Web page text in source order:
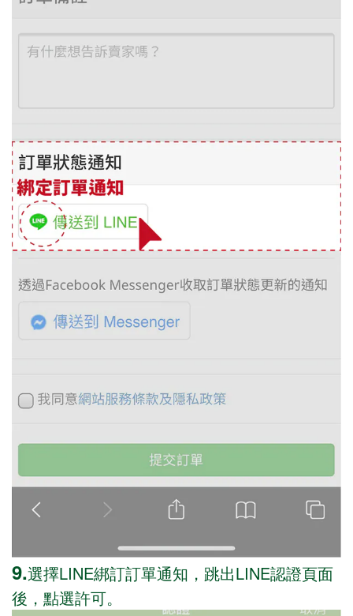
9.選擇LINE綁訂訂單通知，跳出LINE認證頁面
後，點選許可。